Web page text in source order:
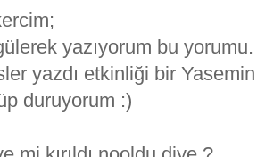
yazıyorum bu yorumu.
yazdı etkinliği bir
duruyorum :)